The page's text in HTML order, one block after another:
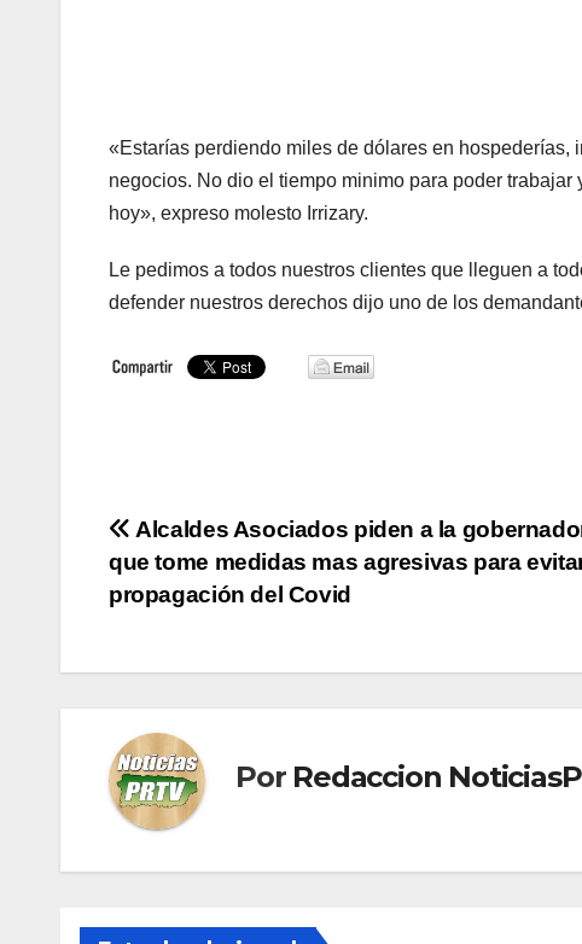
«Estarías perdiendo miles de dólares en hospederías,
negocios. No dio el tiempo minimo para poder
hoy», expreso molesto Irrizary.
Le pedimos a todos nuestros clientes que lleguen a
defender nuestros derechos dijo uno de los
Navegación
de
Alcaldes Asociados piden a la
que tome medidas mas agresivas para
propagación del Covid
Por Redaccion